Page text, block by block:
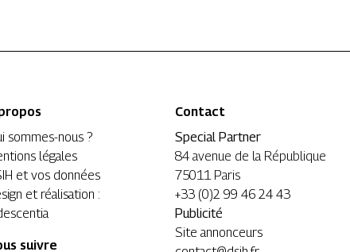
sommes-nous ?
légales
et vos données
et réalisation :
suivre
Contact
Special Partner
84 avenue de la République
75011 Paris
+33 (0)2 99 46 24 43
Publicité
Site annonceurs